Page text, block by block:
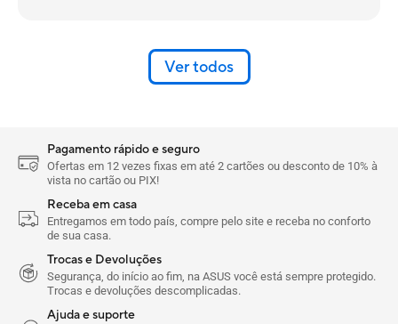
Ver todos
Pagamento rápido e seguro
Ofertas em 12 vezes fixas em até 2 cartões ou desconto de 10% à
vista no cartão ou PIX!
Receba em casa
Entregamos em todo país, compre pelo site e receba no conforto
de sua casa.
Trocas e Devoluções
Segurança, do início ao fim, na ASUS você está sempre protegido.
Trocas e devoluções descomplicadas.
Ajuda e suporte